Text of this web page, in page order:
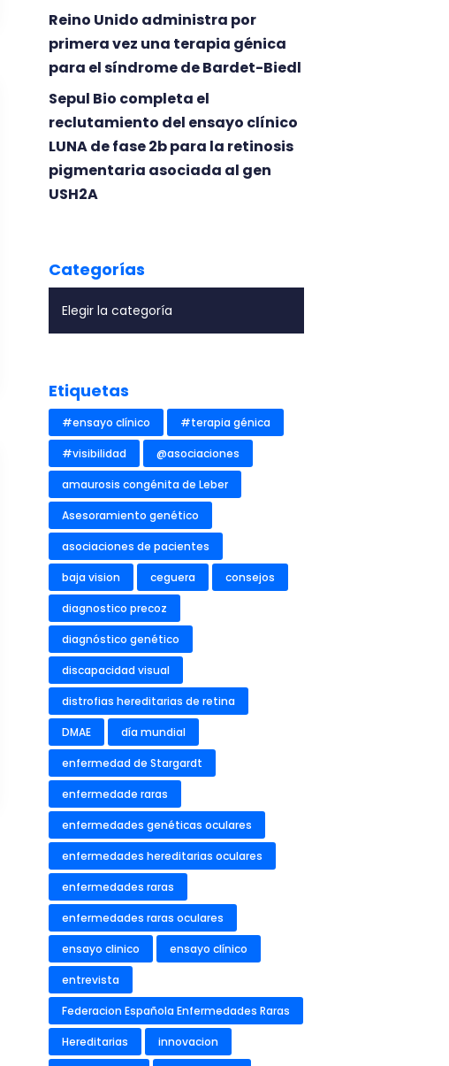
Reino Unido administra por
primera vez una terapia génica
para el síndrome de Bardet-Biedl
Sepul Bio completa el
reclutamiento del ensayo clínico
LUNA de fase 2b para la retinosis
pigmentaria asociada al gen
USH2A
Categorías
Etiquetas
#ensayo clínico #terapia génica
#visibilidad @asociaciones
amaurosis congénita de Leber
Asesoramiento genético
asociaciones de pacientes
baja vision ceguera consejos
diagnostico precoz
diagnóstico genético
discapacidad visual
distrofias hereditarias de retina
DMAE día mundial
enfermedad de Stargardt
enfermedade raras
enfermedades genéticas oculares
enfermedades hereditarias oculares
enfermedades raras
enfermedades raras oculares
ensayo clinico ensayo clínico
entrevista
Federacion Española Enfermedades Raras
Hereditarias innovacion